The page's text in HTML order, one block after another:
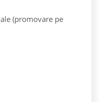
(promovare pe